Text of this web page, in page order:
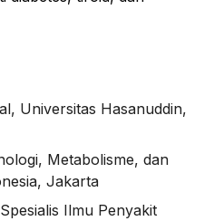
Universitas Hasanuddin,
Metabolisme, dan
Jakarta
Ilmu Penyakit